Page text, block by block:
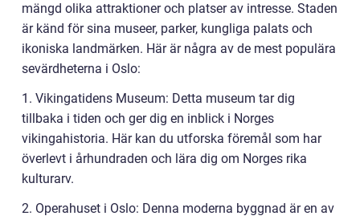
mängd olika attraktioner och platser av intresse. Staden
är känd för sina museer, parker, kungliga palats och
ikoniska landmärken. Här är några av de mest populära
sevärdheterna i Oslo:
1. Vikingatidens Museum: Detta museum tar dig
tillbaka i tiden och ger dig en inblick i Norges
vikingahistoria. Här kan du utforska föremål som har
överlevt i århundraden och lära dig om Norges rika
kulturarv.
2. Operahuset i Oslo: Denna moderna byggnad är en av